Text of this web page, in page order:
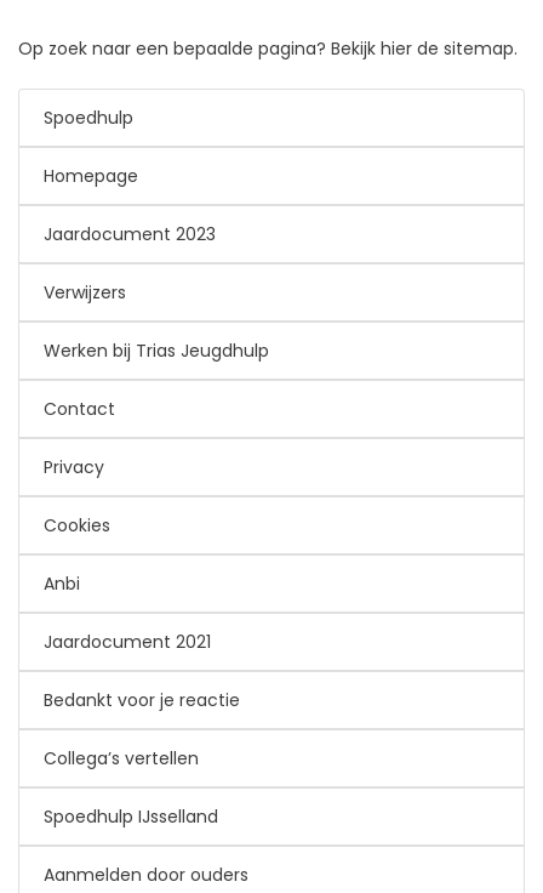
Op zoek naar een bepaalde pagina? Bekijk hier de sitemap.
Spoedhulp
Homepage
Jaardocument 2023
Verwijzers
Werken bij Trias Jeugdhulp
Contact
Privacy
Cookies
Anbi
Jaardocument 2021
Bedankt voor je reactie
Collega’s vertellen
Spoedhulp IJsselland
Aanmelden door ouders